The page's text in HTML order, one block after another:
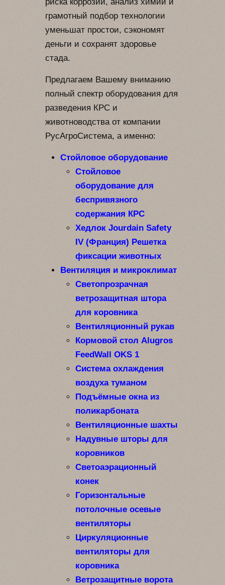
грамотный подбор технологии
уменьшат простои, сэкономят
деньги и сохранят здоровье
стада.
Предлагаем Вашему вниманию
полный спектр оборудования для
разведения КРС и
животноводства от компании
РусАгроСистема, а именно:
Стойловое оборудование
Стойловое
оборудование для
беспривязного
содержания КРС
Хедлок Jourdain Safety
IV (Франция) Решетка
фиксации животных
Вентиляция и микроклимат
Светопрозрачная
ветрозащитная штора
для коровника
Вентиляционный рукав
Кормовой стол Alugros
FeedWall OKS 1
Система охлаждения
воздуха туманом
Подъёмные окна из
поликарбоната
Вентиляционные шахты
Надувные шторы для
коровников
Светоаэрационный
конек
Горизонтальные
потолочные осевые
вентиляторы
Циркуляционные
вентиляторы для
коровника
Ветрозащитные ворота